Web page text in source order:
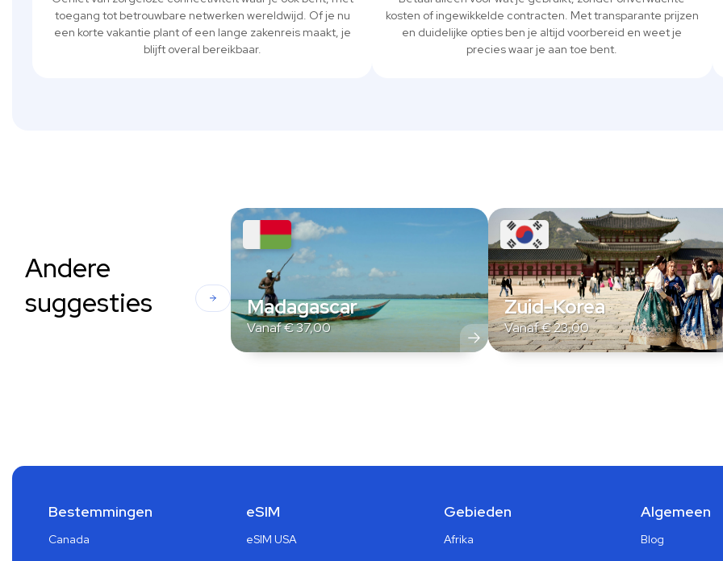
toegang tot betrouwbare netwerken wereldwijd. Of je nu
een korte vakantie plant of een lange zakenreis maakt, je
blijft overal bereikbaar.
kosten of ingewikkelde contracten. Met transparante prijzen
en duidelijke opties ben je altijd voorbereid en weet je
precies waar je aan toe bent.
Andere
suggesties
Madagascar
Vanaf€37,00
Zuid-Korea
Vanaf€23,00
Bestemmingen
Canada
eSIM
eSIM USA
Gebieden
Afrika
Algemeen
Blog